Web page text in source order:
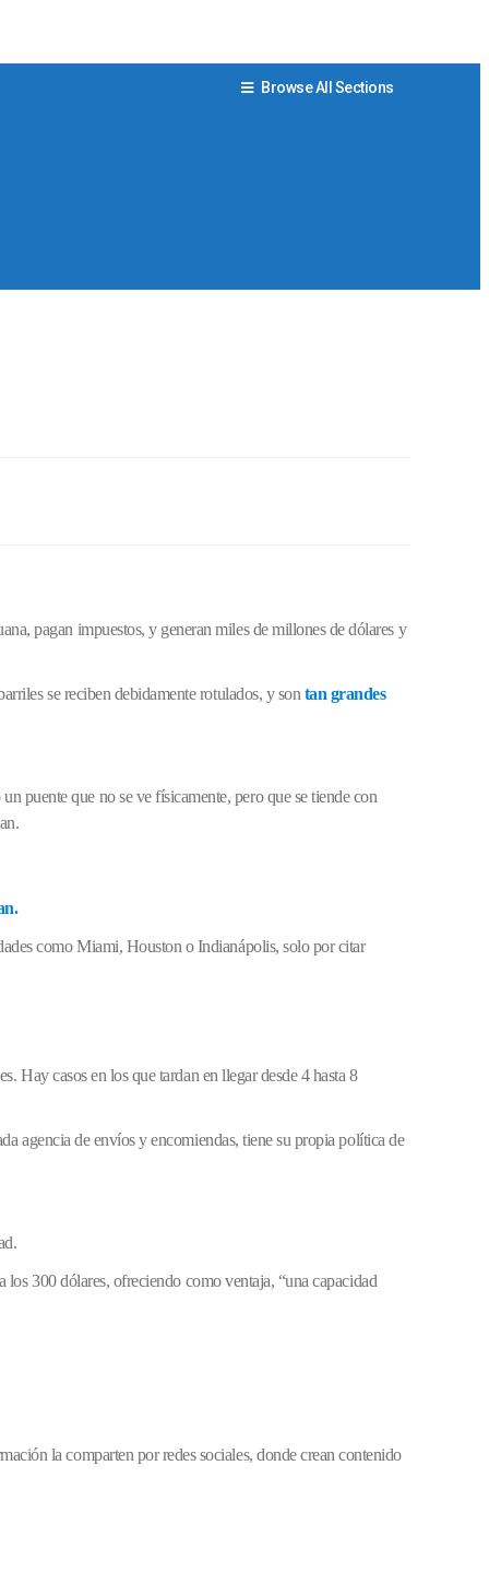
Browse All Sections
pagan impuestos, y generan miles de millones de dólares y
se reciben debidamente rotulados, y son tan grandes
puente que no se ve físicamente, pero que se tiende con
como Miami, Houston o Indianápolis, solo por citar
Hay casos en los que tardan en llegar desde 4 hasta 8
agencia de envíos y encomiendas, tiene su propia política de
los 300 dólares, ofreciendo como ventaja, “una capacidad
la comparten por redes sociales, donde crean contenido